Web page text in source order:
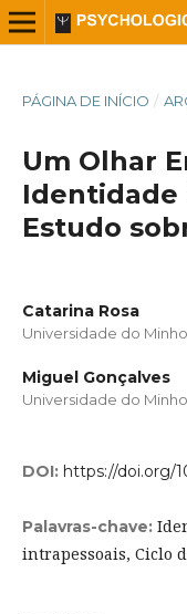
PÁGINA DE INÍCIO /
Um Olhar
Identidade
Estudo
Catarina Rosa
Universidade do Minho
Miguel Gonçalves
Universidade do Minho
DOI: https://doi.org/
Palavras-chave:
intrapessoais, Ciclo